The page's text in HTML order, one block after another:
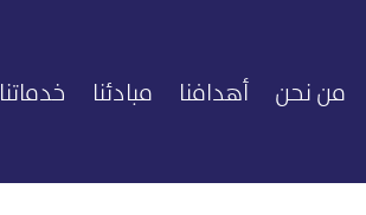
من نحن أهدافنا مبادئنا خدماتنا